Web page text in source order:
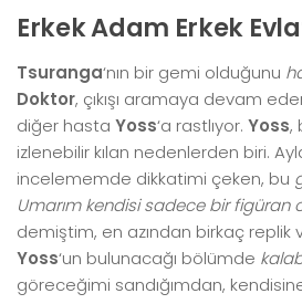
Erkek Adam Erkek
Tsuranga‘nın bir gemi olduğunu
Doktor, çıkışı aramaya devam
diğer hasta Yoss‘a rastlıyor. Yoss,
izlenebilir kılan nedenlerden biri.
incelememde dikkatimi çeken, bu
Umarım kendisi sadece bir figüran
demiştim, en azından birkaç replik
Yoss‘un bulunacağı bölümde
göreceğimi sandığımdan,